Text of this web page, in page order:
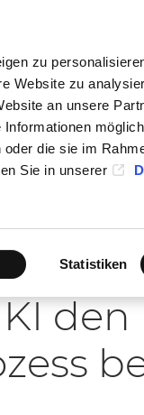
zu
Website zu
an unsere
die sie im
Sie in unserer
Statistiken
FÜR
den